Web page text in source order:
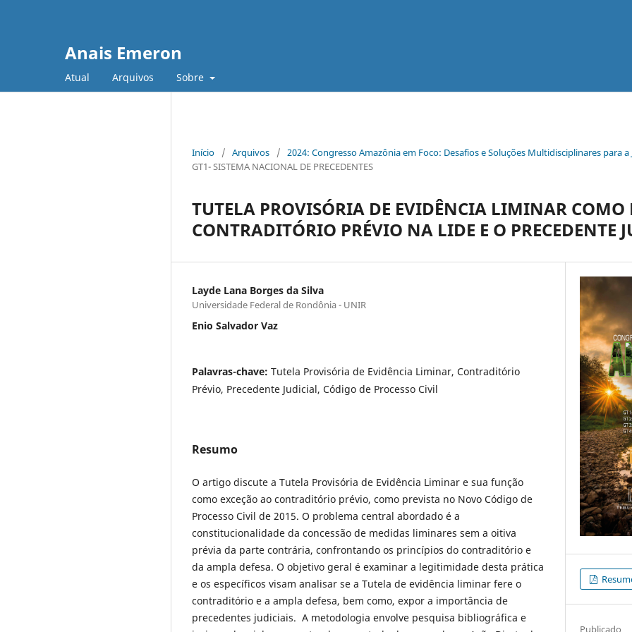
Anais Emeron
Atual Arquivos Sobre
Início / Arquivos / 2024: Congresso Amazônia em Foco: Desafios e Soluções Multidisciplinares para
GT1- SISTEMA NACIONAL DE PRECEDENTES
TUTELA PROVISÓRIA DE EVIDÊNCIA LIMINAR COMO
CONTRADITÓRIO PRÉVIO NA LIDE E O PRECEDENTE
Layde Lana Borges da Silva
Universidade Federal de Rondônia - UNIR
Enio Salvador Vaz
Palavras-chave: Tutela Provisória de Evidência Liminar, Contraditório
Prévio, Precedente Judicial, Código de Processo Civil
Resumo
O artigo discute a Tutela Provisória de Evidência Liminar e sua função
como exceção ao contraditório prévio, como prevista no Novo Código de
Processo Civil de 2015. O problema central abordado é a
constitucionalidade da concessão de medidas liminares sem a oitiva
prévia da parte contrária, confrontando os princípios do contraditório e
da ampla defesa. O objetivo geral é examinar a legitimidade desta prática
e os específicos visam analisar se a Tutela de evidência liminar fere o
contraditório e a ampla defesa, bem como, expor a importância de
precedentes judiciais. A metodologia envolve pesquisa bibliográfica e
Publicado